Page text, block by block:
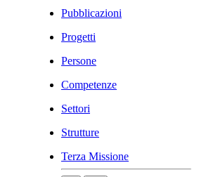
Pubblicazioni
Progetti
Persone
Competenze
Settori
Strutture
Terza Missione